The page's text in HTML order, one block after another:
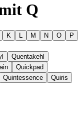
Q
K M N O
P
Quentakehl
Quickpad
Quintessence
Quiris